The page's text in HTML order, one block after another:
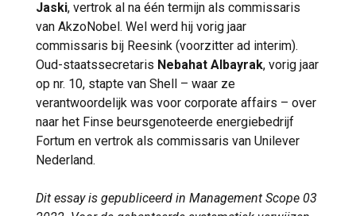
Jaski, vertrok al na één termijn als commissaris
van AkzoNobel. Wel werd hij vorig jaar
commissaris bij Reesink (voorzitter ad interim).
Oud-staatssecretaris Nebahat Albayrak, vorig jaar
op nr. 10, stapte van Shell – waar ze
verantwoordelijk was voor corporate affairs – over
naar het Finse beursgenoteerde energiebedrijf
Fortum en vertrok als commissaris van Unilever
Nederland.
Dit essay is gepubliceerd in Management Scope 03